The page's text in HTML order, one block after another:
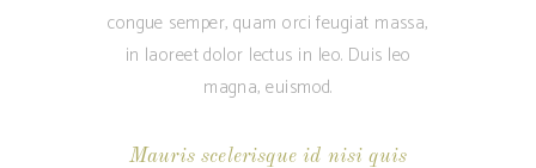
congue semper, quam orci feugiat massa,
in laoreet dolor lectus in leo. Duis leo
magna, euismod.
Mauris scelerisque id nisi quis